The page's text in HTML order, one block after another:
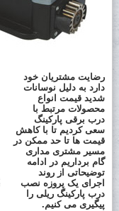
رضایت مشتریان خود
دارد به دلیل نوسانات
شدید قیمت انواع
محصولات مرتبط با
درب برقی پارکینگ
سعی کردیم تا با کاهش
قیمت ها تا حد ممکن در
مسیر مشتری مداری
گام برداریم در ادامه
توضیحاتی از روند
اجرای یک پروزه نصب
درب پارکینگ ریلی را
پیگیری می کنیم.